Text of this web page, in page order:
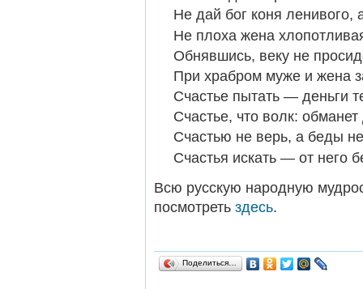
Не дай бог коня ленивого,
Не плоха жена
Обнявшись, веку не
При храбром муже и жена
Счастье пытать — деньги
Счастье, что волк:
Счастью не верь, а беды
Счастья искать — от него
Всю русскую народную
посмотреть здесь.
Поделиться…